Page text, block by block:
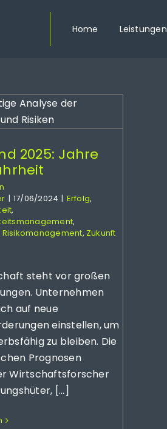
Home Leistungen
2025: Jahre
| 17/06/2024 | Erfolg,
,
,
Risikomanagement, Zukunft
steht vor großen
Unternehmen
auf neue
einstellen, um
zu bleiben. Die
Prognosen
Wirtschaftsforscher
[...]